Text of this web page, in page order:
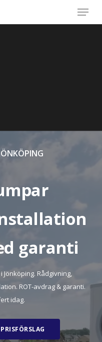
Menu
garanti
Rådgivning,
ROT-avdrag & garanti.
idag.
PRISFÖRSLAG